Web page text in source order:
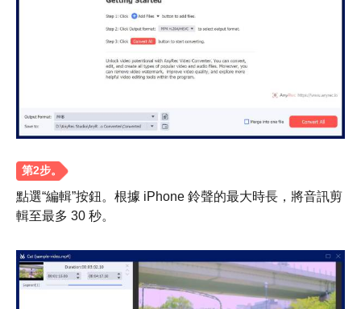
點選“編輯”按鈕。根據 iPhone 鈴聲的最大時長，將音訊剪
輯至最多 30 秒。